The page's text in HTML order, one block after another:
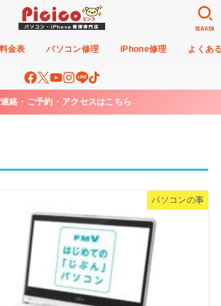
料金表 パソコン修理 iPhone修理 よくあ
SEARCH
連絡・ご予約・アクセスはこちら
パソコンの事